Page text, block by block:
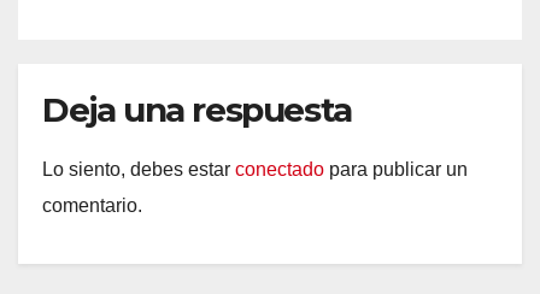
Deja una respuesta
Lo siento, debes estar conectado para publicar un
comentario.